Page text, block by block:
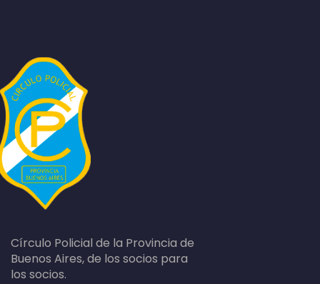
Círculo Policial de la Provincia de
Buenos Aires, de los socios para
los socios.